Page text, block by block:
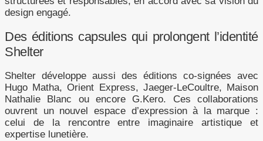
design engagé.
Des éditions capsules qui prolongent l’identité
Shelter
Shelter développe aussi des éditions co-signées avec
Hugo Matha, Orient Express, Jaeger-LeCoultre, Maison
Nathalie Blanc ou encore G.Kero. Ces collaborations
ouvrent un nouvel espace d’expression à la marque :
celui de la rencontre entre imaginaire artistique et
expertise lunetière.